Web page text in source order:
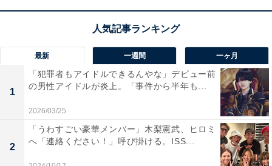
最新 一週間 一ヶ月
1
「犯罪者もアイドルできるんやな」デビュー前
の男性アイドルが炎上。「事件から半年も...
2026/03/25
2
「うわすごい豪華メンバー」木梨憲武、ヒロミ
へ「連絡ください！」呼び掛ける。ISS...